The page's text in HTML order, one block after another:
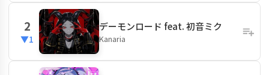
2
▼1
デーモンロード feat. 初音ミク
Kanaria